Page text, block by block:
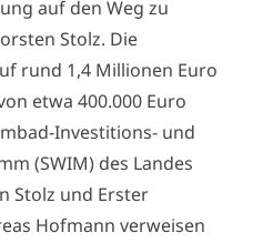
auf den Weg zu
Stolz. Die
rund 1,4 Millionen Euro
etwa 400.000 Euro
Investitions- und
(SWIM) des Landes
Stolz und Erster
Hofmann verweisen